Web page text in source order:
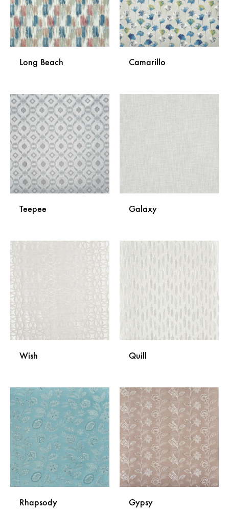
Long Beach
DODAJ
NA
LISTU
ŽELJA
Camarillo
Teepee
DODAJ
NA
LISTU
ŽELJA
Galaxy
NA
LISTU
ŽELJA
Wish
DODAJ
NA
LISTU
ŽELJA
Quill
NA
LISTU
ŽELJA
Rhapsody Gypsy